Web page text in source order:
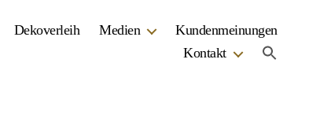
Dekoverleih Medien
Kundenmeinungen
Kontakt